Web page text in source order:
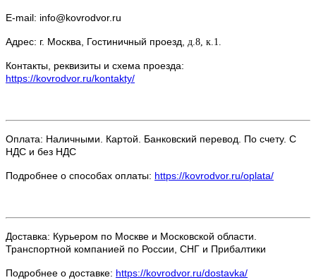
E-mail: info@kovrodvor.ru
Адрес: г. Москва, Гостиничный проезд, д.8, к.1.
Контакты, реквизиты и схема проезда:
https://kovrodvor.ru/kontakty/
Оплата: Наличными. Картой. Банковский перевод. По счету. С
НДС и без НДС
Подробнее о способах оплаты: https://kovrodvor.ru/oplata/
Доставка: Курьером по Москве и Московской области.
Транспортной компанией по России, СНГ и Прибалтики
Подробнее о доставке: https://kovrodvor.ru/dostavka/